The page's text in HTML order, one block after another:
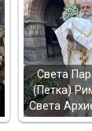
Света
(Петка)
Света